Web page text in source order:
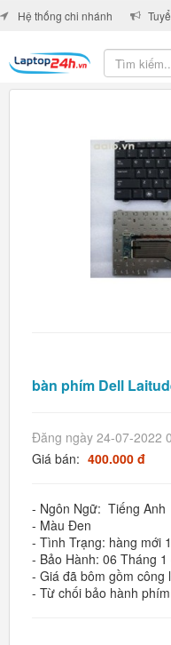
Hệ thống chi nhánh
bàn phím Dell
Đăng ngày 24-07-2022
Giá bán: 400.000 đ
- Ngôn Ngữ: Tiếng Anh
- Màu Đen
- Tình Trạng: hàng mới
- Bảo Hành: 06 Tháng 1
- Giá đã bôm gồm công
- Từ chối bảo hành